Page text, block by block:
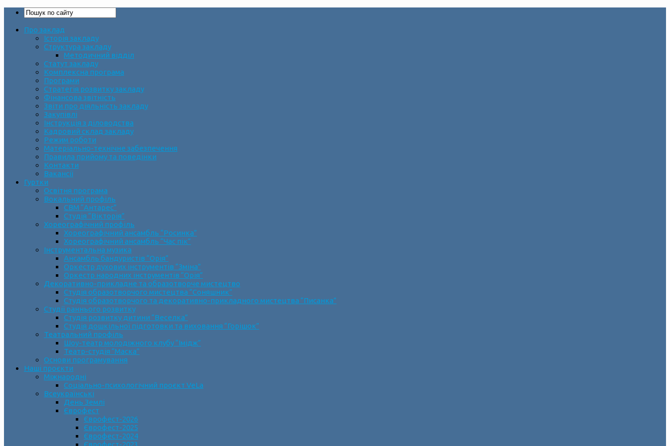
Про заклад
Історія закладу
Структура закладу
Методичний відділ
Статут закладу
Комплексна програма
Програми
Стратегія розвитку закладу
Фінансова звітність
Звіти про діяльність закладу
Закупівлі
Інструкція з діловодства
Кадровий склад закладу
Режим роботи
Матеріально-технічне забезпечення
Правила прийому та поведінки
Контакти
Вакансії
Гуртки
Освітня програма
Вокальний профіль
СВМ “Антарес”
Студія “Вікторія”
Хореографічний профіль
Хореографічний ансамбль “Росинка”
Хореографічний ансамбль “Час пік”
Інструментальна музика
Ансамбль бандуристів “Орія”
Оркестр духових інструментів “Зміна”
Оркестр народних інструментів “Орія”
Декоративно-прикладне та образотворче мистецтво
Cтудія образотворчого мистецтва “Соняшник”
Студія образотворчого та декоративно-прикладного мистецтва “Писанка”
Студії раннього розвитку
Студія розвитку дитини “Веселка”
Студія дошкільної підготовки та виховання “Горішок”
Театральний профіль
Шоу-театр молодіжного клубу “Імідж”
Театр-студія “Маска”
Основи програмування
Наші проєкти
Міжнародні
Соціально-психологічний проєкт VeLa
Всеукраїнські
День Землі
Єврофест
Єврофест-2026
Єврофест-2025
Єврофест-2024
Єврофест-2023